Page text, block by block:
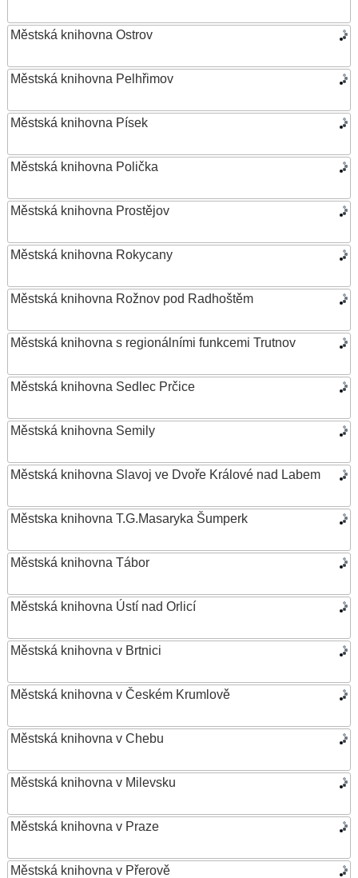
Městská knihovna Ostrov
Městská knihovna Pelhřimov
Městská knihovna Písek
Městská knihovna Polička
Městská knihovna Prostějov
Městská knihovna Rokycany
Městská knihovna Rožnov pod Radhoštěm
Městská knihovna s regionálními funkcemi Trutnov
Městská knihovna Sedlec Prčice
Městská knihovna Semily
Městská knihovna Slavoj ve Dvoře Králové nad Labem
Městska knihovna T.G.Masaryka Šumperk
Městská knihovna Tábor
Městská knihovna Ústí nad Orlicí
Městská knihovna v Brtnici
Městská knihovna v Českém Krumlově
Městská knihovna v Chebu
Městská knihovna v Milevsku
Městská knihovna v Praze
Městská knihovna v Přerově